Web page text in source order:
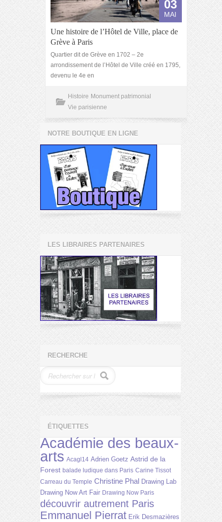
03
MAI
Une histoire de l’Hôtel de Ville, place de
Grève à Paris
Quartier dit de Grève en 1702 – 2e
arrondissement de l’Hôtel de Ville créé en 1795,
devenu le 4e en
Histoire Monument patrimonial
Vie parisienne
NOTRE BOUTIQUE EN LIGNE
LES LIBRAIRES PARTENAIRES
RECHERCHE
ÉTIQUETTES
Académie des beaux-
arts Acagl14 Adrien Goetz Astrid de la
Forest balade ludique dans Paris Carine Tissot
Carreau du Temple Christine Phal Drawing Lab
Drawing Now Art Fair Drawing Now Paris
découvrir autrement Paris
Emmanuel Pierrat Erik Desmazières